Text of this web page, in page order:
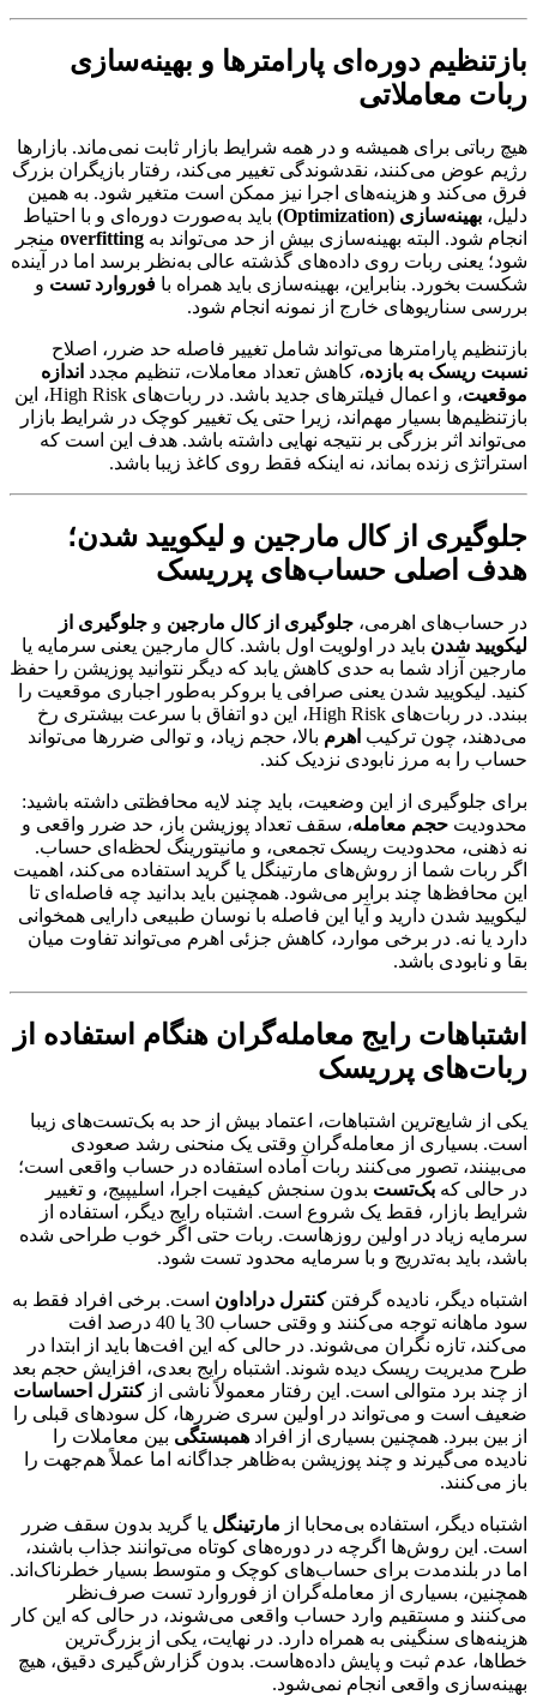
بازتنظیم دوره‌ای پارامترها و بهینه‌سازی
ربات معاملاتی
هیچ رباتی برای همیشه و در همه شرایط بازار ثابت نمی‌ماند. بازارها
رژیم عوض می‌کنند، نقدشوندگی تغییر می‌کند، رفتار بازیگران بزرگ
فرق می‌کند و هزینه‌های اجرا نیز ممکن است متغیر شود. به همین
دلیل، بهینه‌سازی (Optimization)
باید به‌صورت دوره‌ای و با احتیاط
انجام شود. البته بهینه‌سازی بیش از حد می‌تواند به overfitting منجر
شود؛ یعنی ربات روی داده‌های گذشته عالی به‌نظر برسد اما در آینده
شکست بخورد. بنابراین، بهینه‌سازی باید همراه با فوروارد تست و
بررسی سناریوهای خارج از نمونه انجام شود.
بازتنظیم پارامترها می‌تواند شامل تغییر فاصله حد ضرر، اصلاح
نسبت ریسک به بازده، کاهش تعداد معاملات، تنظیم مجدد اندازه
موقعیت
، و اعمال فیلترهای جدید باشد. در ربات‌های High Risk، این
بازتنظیم‌ها بسیار مهم‌اند، زیرا حتی یک تغییر کوچک در شرایط بازار
می‌تواند اثر بزرگی بر نتیجه نهایی داشته باشد. هدف این است که
استراتژی زنده بماند، نه اینکه فقط روی کاغذ زیبا باشد.
جلوگیری از کال مارجین و لیکویید شدن؛
هدف اصلی حساب‌های پرریسک
در حساب‌های اهرمی، جلوگیری از کال مارجین و جلوگیری از
لیکویید شدن باید در اولویت اول باشد. کال مارجین یعنی سرمایه یا
مارجین آزاد شما به حدی کاهش یابد که دیگر نتوانید پوزیشن را حفظ
کنید. لیکویید شدن یعنی صرافی یا بروکر به‌طور اجباری موقعیت را
ببندد. در ربات‌های High Risk، این دو اتفاق با سرعت بیشتری رخ
می‌دهند، چون ترکیب اهرم بالا، حجم زیاد، و توالی ضررها می‌تواند
حساب را به مرز نابودی نزدیک کند.
برای جلوگیری از این وضعیت، باید چند لایه محافظتی داشته باشید:
محدودیت حجم معامله، سقف تعداد پوزیشن باز، حد ضرر واقعی و
نه ذهنی، محدودیت ریسک تجمعی، و مانیتورینگ لحظه‌ای حساب.
اگر ربات شما از روش‌های مارتینگل یا گرید استفاده می‌کند، اهمیت
این محافظ‌ها چند برابر می‌شود. همچنین باید بدانید چه فاصله‌ای تا
لیکویید شدن دارید و آیا این فاصله با نوسان طبیعی دارایی همخوانی
دارد یا نه. در برخی موارد، کاهش جزئی اهرم می‌تواند تفاوت میان
بقا و نابودی باشد.
اشتباهات رایج معامله‌گران هنگام استفاده از
ربات‌های پرریسک
یکی از شایع‌ترین اشتباهات، اعتماد بیش از حد به بک‌تست‌های زیبا
است. بسیاری از معامله‌گران وقتی یک منحنی رشد صعودی
می‌بینند، تصور می‌کنند ربات آماده استفاده در حساب واقعی است؛
در حالی که بک‌تست بدون سنجش کیفیت اجرا، اسلیپیج، و تغییر
شرایط بازار، فقط یک شروع است. اشتباه رایج دیگر، استفاده از
سرمایه زیاد در اولین روزهاست. ربات حتی اگر خوب طراحی شده
باشد، باید به‌تدریج و با سرمایه محدود تست شود.
اشتباه دیگر، نادیده گرفتنکنترل دراداون است. برخی افراد فقط به
سود ماهانه توجه می‌کنند و وقتی حساب 30 یا 40 درصد افت
می‌کند، تازه نگران می‌شوند. در حالی که این افت‌ها باید از ابتدا در
طرح مدیریت ریسک دیده شوند. اشتباه رایج بعدی، افزایش حجم بعد
از چند برد متوالی است. این رفتار معمولاً ناشی ازکنترل احساسات
ضعیف است و می‌تواند در اولین سری ضررها، کل سودهای قبلی را
از بین ببرد. همچنین بسیاری از افراد همبستگی بین معاملات را
نادیده می‌گیرند و چند پوزیشن به‌ظاهر جداگانه اما عملاً هم‌جهت را
باز می‌کنند.
اشتباه دیگر، استفاده بی‌محابا از مارتینگل یا گرید بدون سقف ضرر
است. این روش‌ها اگرچه در دوره‌های کوتاه می‌توانند جذاب باشند،
اما در بلندمدت برای حساب‌های کوچک و متوسط بسیار خطرناک‌اند.
همچنین، بسیاری از معامله‌گران از فوروارد تست صرف‌نظر
می‌کنند و مستقیم وارد حساب واقعی می‌شوند، در حالی که این کار
هزینه‌های سنگینی به همراه دارد. در نهایت، یکی از بزرگ‌ترین
خطاها، عدم ثبت و پایش داده‌هاست. بدون گزارش‌گیری دقیق، هیچ
بهینه‌سازی واقعی انجام نمی‌شود.